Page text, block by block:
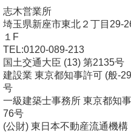
志木営業所
埼玉県新座市東北２丁目29-
１F
TEL:0120-089-213
国土交通大臣 (13) 第2135号
建設業 東京都知事許可 (般-
号
一級建築士事務所 東京都知
76号
(公財) 東日本不動産流通機構